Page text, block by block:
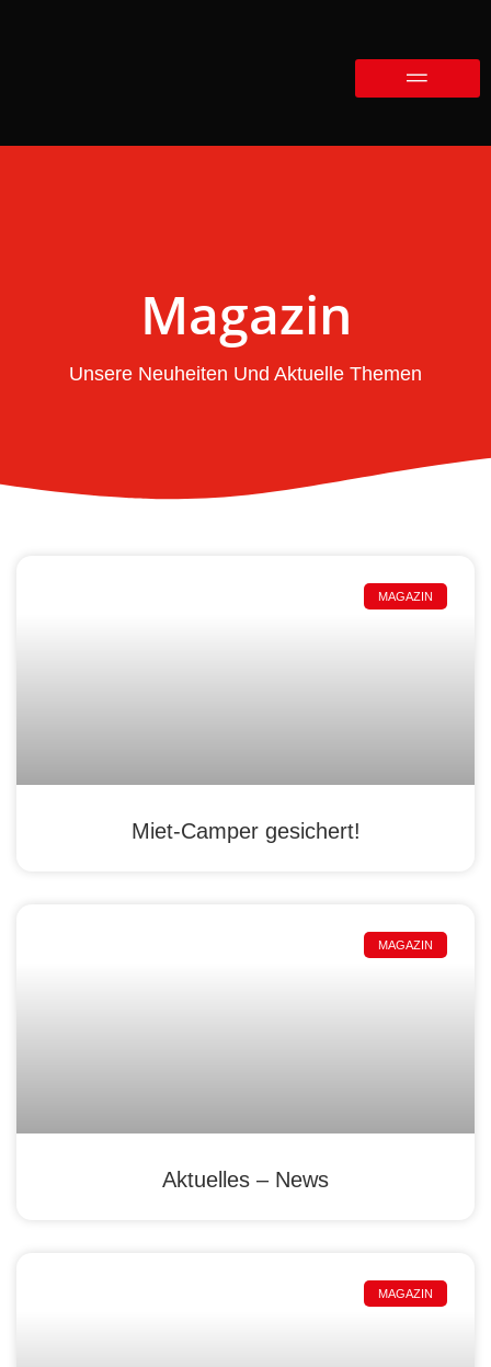
Magazin
Unsere Neuheiten Und Aktuelle Themen
MAGAZIN
Miet-Camper gesichert!
MAGAZIN
Aktuelles – News
MAGAZIN